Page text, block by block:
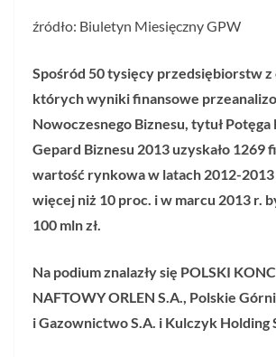
źródło: Biuletyn Miesięczny GPW
Spośród 50 tysięcy przedsiębiorstw z
których wyniki finansowe
Nowoczesnego Biznesu, tytuł Potęga
Gepard Biznesu 2013 uzyskało 1269
wartość rynkowa w latach 2012-2013
więcej niż 10 proc. i w marcu 2013 r.
100 mln zł.
Na podium znalazły się POLSKI
NAFTOWY ORLEN S.A., Polskie
i Gazownictwo S.A. i Kulczyk Holding